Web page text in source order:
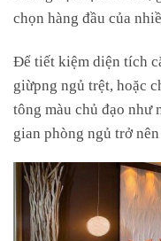
chọn hàng đầu của
Để tiết kiệm diện tích
giừpng ngủ trệt, hoặc
tông màu chủ đạo như
gian phòng ngủ trở